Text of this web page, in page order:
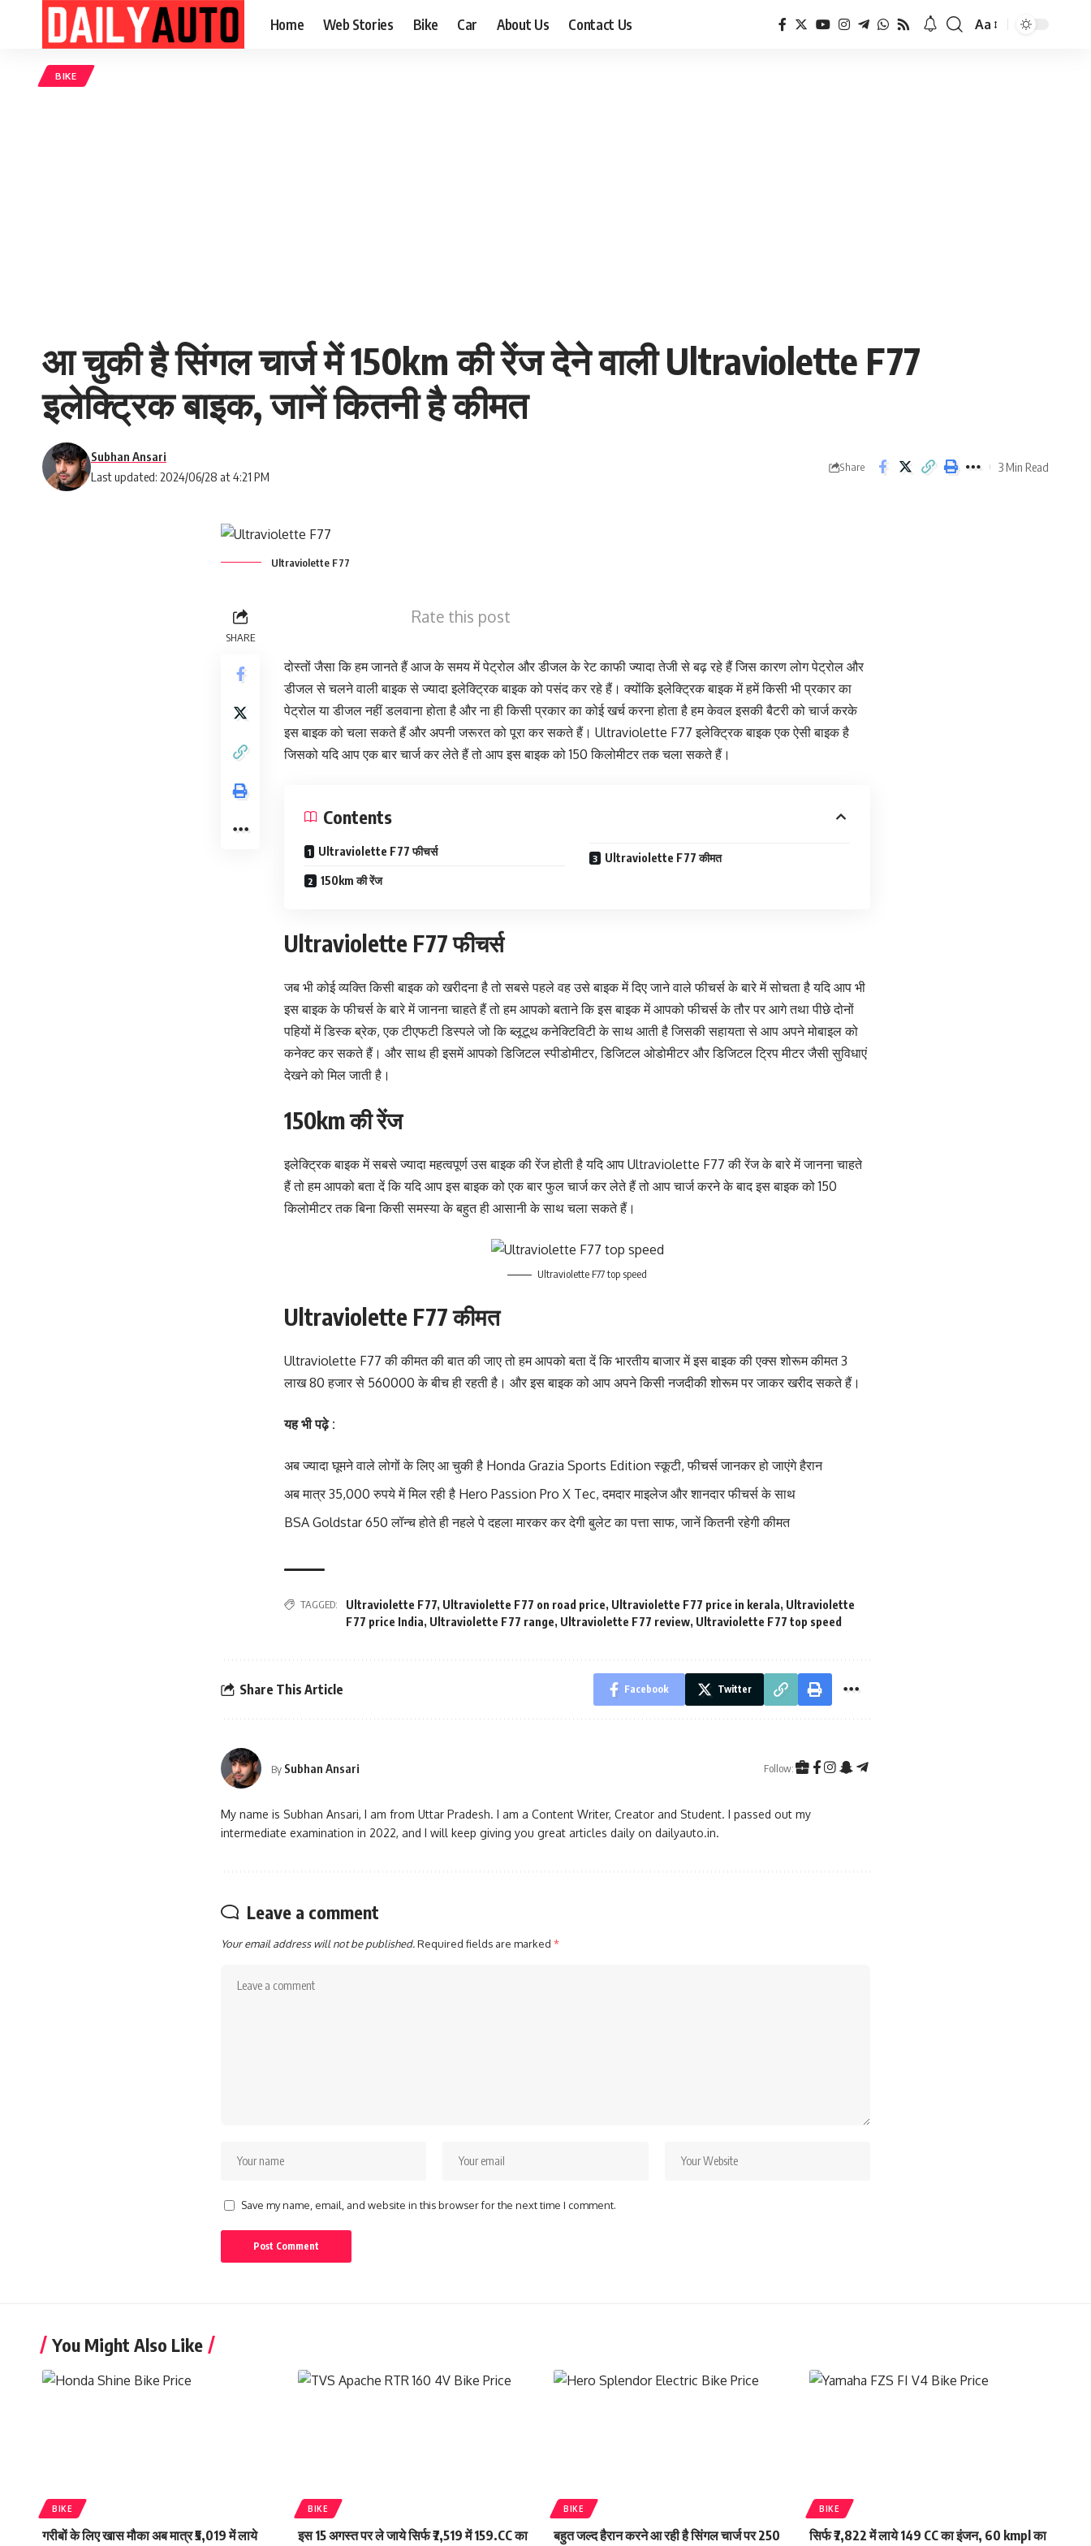
Home Web Stories Bike Car About Us Contact Us
Font
Aa
BIKE
आ चुकी है सिंगल चार्ज में 150km की रेंज देने वाली Ultraviolette F77
इलेक्ट्रिक बाइक, जानें कितनी है कीमत
Last updated: 2024/06/28 at 4:21 PM
Subhan Ansari
Share 3 Min Read
Ultraviolette F77
SHARE
Rate this post
दोस्तों जैसा कि हम जानते हैं आज के समय में पेट्रोल और डीजल के रेट काफी ज्यादा तेजी से बढ़ रहे हैं जिस कारण लोग पेट्रोल और
डीजल से चलने वाली बाइक से ज्यादा इलेक्ट्रिक बाइक को पसंद कर रहे हैं। क्योंकि इलेक्ट्रिक बाइक में हमें किसी भी प्रकार का
पेट्रोल या डीजल नहीं डलवाना होता है और ना ही किसी प्रकार का कोई खर्च करना होता है हम केवल इसकी बैटरी को चार्ज करके
इस बाइक को चला सकते हैं और अपनी जरूरत को पूरा कर सकते हैं। Ultraviolette F77 इलेक्ट्रिक बाइक एक ऐसी बाइक है
जिसको यदि आप एक बार चार्ज कर लेते हैं तो आप इस बाइक को 150 किलोमीटर तक चला सकते हैं।
Contents
Ultraviolette F77 फीचर्स
150km की रेंज
Ultraviolette F77 कीमत
Ultraviolette F77 फीचर्स
जब भी कोई व्यक्ति किसी बाइक को खरीदना है तो सबसे पहले वह उसे बाइक में दिए जाने वाले फीचर्स के बारे में सोचता है यदि आप भी
इस बाइक के फीचर्स के बारे में जानना चाहते हैं तो हम आपको बताने कि इस बाइक में आपको फीचर्स के तौर पर आगे तथा पीछे दोनों
पहियों में डिस्क ब्रेक, एक टीएफटी डिस्पले जो कि ब्लूटूथ कनेक्टिविटी के साथ आती है जिसकी सहायता से आप अपने मोबाइल को
कनेक्ट कर सकते हैं। और साथ ही इसमें आपको डिजिटल स्पीडोमीटर, डिजिटल ओडोमीटर और डिजिटल ट्रिप मीटर जैसी सुविधाएं
देखने को मिल जाती है।
150km की रेंज
इलेक्ट्रिक बाइक में सबसे ज्यादा महत्वपूर्ण उस बाइक की रेंज होती है यदि आप Ultraviolette F77 की रेंज के बारे में जानना चाहते
हैं तो हम आपको बता दें कि यदि आप इस बाइक को एक बार फुल चार्ज कर लेते हैं तो आप चार्ज करने के बाद इस बाइक को 150
किलोमीटर तक बिना किसी समस्या के बहुत ही आसानी के साथ चला सकते हैं।
Ultraviolette F77 top speed
Ultraviolette F77 कीमत
Ultraviolette F77 की कीमत की बात की जाए तो हम आपको बता दें कि भारतीय बाजार में इस बाइक की एक्स शोरूम कीमत 3
लाख 80 हजार से 560000 के बीच ही रहती है। और इस बाइक को आप अपने किसी नजदीकी शोरूम पर जाकर खरीद सकते हैं।
यह भी पढ़े :
अब ज्यादा घूमने वाले लोगों के लिए आ चुकी है Honda Grazia Sports Edition स्कूटी, फीचर्स जानकर हो जाएंगे हैरान
अब मात्र 35,000 रुपये में मिल रही है Hero Passion Pro X Tec, दमदार माइलेज और शानदार फीचर्स के साथ
BSA Goldstar 650 लॉन्च होते ही नहले पे दहला मारकर कर देगी बुलेट का पत्ता साफ, जानें कितनी रहेगी कीमत
TAGGED: Ultraviolette F77, Ultraviolette F77 on road price, Ultraviolette F77 price in kerala, Ultraviolette
F77 price India, Ultraviolette F77 range, Ultraviolette F77 review, Ultraviolette F77 top speed
Share This Article Facebook Twitter
By Subhan Ansari Follow:
My name is Subhan Ansari, I am from Uttar Pradesh. I am a Content Writer, Creator and Student. I passed out my
intermediate examination in 2022, and I will keep giving you great articles daily on dailyauto.in.
Leave a comment
Your email address will not be published.Required fields are marked *
Save my name, email, and website in this browser for the next time I comment.
You Might Also Like
BIKE
गरीबों के लिए खास मौका अब मात्र ₹5,019 में लाये
BIKE
इस 15 अगस्त पर ले जाये सिर्फ ₹7,519 में 159.CC का
BIKE
बहुत जल्द हैरान करने आ रही है सिंगल चार्ज पर 250
BIKE
सिर्फ ₹7,822 में लाये 149 CC का इंजन, 60 kmpl का